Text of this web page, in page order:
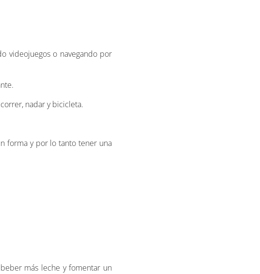
videojuegos o navegando por
nadar y bicicleta.
forma y por lo tanto tener una
más leche y fomentar un